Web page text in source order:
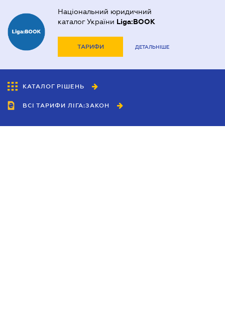
Національний юридичний
каталог України Liga:BOOK
ТАРИФИ ДЕТАЛЬНІШЕ
КАТАЛОГ РІШЕНЬ
ВСІ ТАРИФИ ЛІГА:ЗАКОН